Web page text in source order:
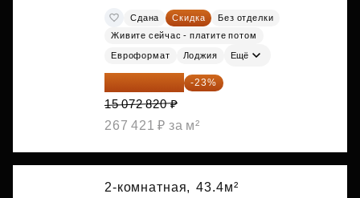
Сдана Скидка
Без отделки
Живите сейчас - платите потом
Евроформат Лоджия Ещё
11 606 071 ₽ -23%
15 072 820 ₽
267 421 ₽ за м²
2-комнатная, 43.4м²